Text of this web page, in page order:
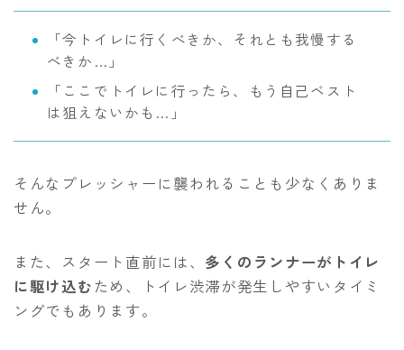
「今トイレに行くべきか、それとも我慢する
べきか…」
「ここでトイレに行ったら、もう自己ベスト
は狙えないかも…」
そんなプレッシャーに襲われることも少なくありま
せん。
また、スタート直前には、 多くのランナーがトイレ
に駆け込むため、トイレ渋滞が発生しやすいタイミ
ングでもあります。